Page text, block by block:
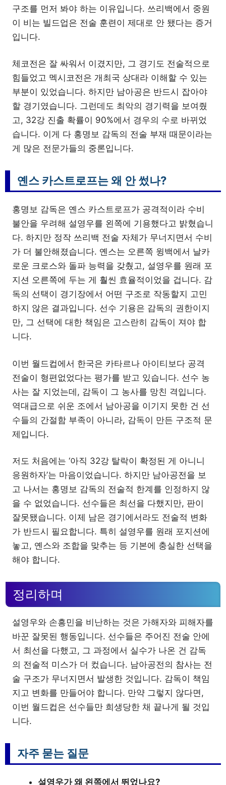
구조를 먼저 봐야 하는 이유입니다. 쓰리백에서 중원
이 비는 빌드업은 전술 훈련이 제대로 안 됐다는 증거
입니다.
체코전은 잘 싸워서 이겼지만, 그 경기도 전술적으로
힘들었고 멕시코전은 개최국 상대라 이해할 수 있는
부분이 있었습니다. 하지만 남아공은 반드시 잡아야
할 경기였습니다. 그런데도 최악의 경기력을 보여줬
고, 32강 진출 확률이 90%에서 경우의 수로 바뀌었
습니다. 이게 다 홍명보 감독의 전술 부재 때문이라는
게 많은 전문가들의 중론입니다.
옌스 카스트로프는 왜 안 썼나?
홍명보 감독은 옌스 카스트로프가 공격적이라 수비
불안을 우려해 설영우를 왼쪽에 기용했다고 밝혔습니
다. 하지만 정작 쓰리백 전술 자체가 무너지면서 수비
가 더 불안해졌습니다. 옌스는 오른쪽 윙백에서 날카
로운 크로스와 돌파 능력을 갖췄고, 설영우를 원래 포
지션 오른쪽에 두는 게 훨씬 효율적이었을 겁니다. 감
독의 선택이 경기장에서 어떤 구조로 작동할지 고민
하지 않은 결과입니다. 선수 기용은 감독의 권한이지
만, 그 선택에 대한 책임은 고스란히 감독이 져야 합
니다.
이번 월드컵에서 한국은 카타르나 아이티보다 공격
전술이 형편없었다는 평가를 받고 있습니다. 선수 농
사는 잘 지었는데, 감독이 그 농사를 망친 격입니다.
역대급으로 쉬운 조에서 남아공을 이기지 못한 건 선
수들의 간절함 부족이 아니라, 감독이 만든 구조적 문
제입니다.
저도 처음에는 ‘아직 32강 탈락이 확정된 게 아니니
응원하자’는 마음이었습니다. 하지만 남아공전을 보
고 나서는 홍명보 감독의 전술적 한계를 인정하지 않
을 수 없었습니다. 선수들은 최선을 다했지만, 판이
잘못됐습니다. 이제 남은 경기에서라도 전술적 변화
가 반드시 필요합니다. 특히 설영우를 원래 포지션에
놓고, 옌스와 조합을 맞추는 등 기본에 충실한 선택을
해야 합니다.
정리하며
설영우와 손흥민을 비난하는 것은 가해자와 피해자를
바꾼 잘못된 행동입니다. 선수들은 주어진 전술 안에
서 최선을 다했고, 그 과정에서 실수가 나온 건 감독
의 전술적 미스가 더 컸습니다. 남아공전의 참사는 전
술 구조가 무너지면서 발생한 것입니다. 감독이 책임
지고 변화를 만들어야 합니다. 만약 그렇지 않다면,
이번 월드컵은 선수들만 희생당한 채 끝나게 될 것입
니다.
자주 묻는 질문
설영우가 왜 왼쪽에서 뛰었나요?